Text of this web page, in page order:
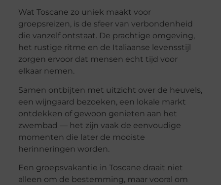
Wat Toscane zo uniek maakt voor
groepsreizen, is de sfeer van verbondenheid
die vanzelf ontstaat. De prachtige omgeving,
het rustige ritme en de Italiaanse levensstijl
zorgen ervoor dat mensen echt tijd voor
elkaar nemen.
Samen ontbijten met uitzicht over de heuvels,
een wijngaard bezoeken, een lokale markt
ontdekken of gewoon genieten aan het
zwembad — het zijn vaak de eenvoudige
momenten die later de mooiste
herinneringen worden.
Een groepsvakantie in Toscane draait niet
alleen om de bestemming, maar vooral om